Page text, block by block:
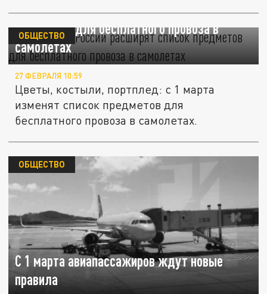
С 1 марта в России расширят список
предметов для бесплатного провоза в
самолетах
ОБЩЕСТВО
27 ФЕВРАЛЯ 10:59
Цветы, костыли, портплед: с 1 марта
изменят список предметов для
бесплатного провоза в самолетах.
С 1 марта авиапассажиров ждут новые
правила
ОБЩЕСТВО